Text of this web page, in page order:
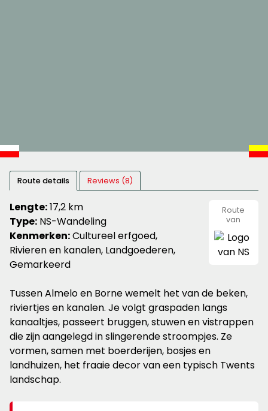
Route details Reviews (8)
Lengte:17,2 km
Type: NS-Wandeling
Kenmerken:Cultureel erfgoed,
Rivieren en kanalen, Landgoederen,
Gemarkeerd
Route
van
Tussen Almelo en Borne wemelt het van de beken,
riviertjes en kanalen. Je volgt graspaden langs
kanaaltjes, passeert bruggen, stuwen en vistrappen
die zijn aangelegd in slingerende stroompjes. Ze
vormen, samen met boerderijen, bosjes en
landhuizen, het fraaie decor van een typisch Twents
landschap.